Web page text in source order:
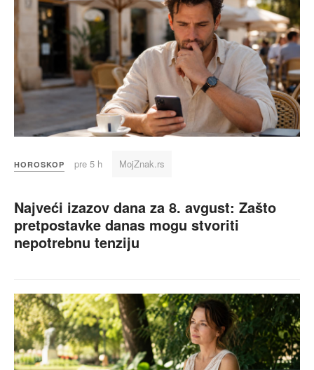
HOROSKOP pre 5 h MojZnak.rs
Najveći izazov dana za 8. avgust: Zašto
pretpostavke danas mogu stvoriti
nepotrebnu tenziju